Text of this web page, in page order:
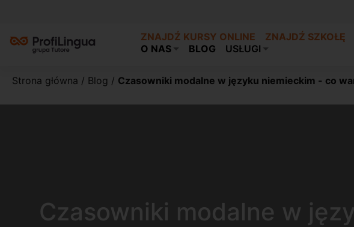
ZNAJDŹ KURSY ONLINE ZNAJDŹ SZKOŁĘ
O NAS
BLOG USŁUGI
Strona główna / Blog / Czasowniki modalne w języku niemieckim - co
Czasowniki modalne w